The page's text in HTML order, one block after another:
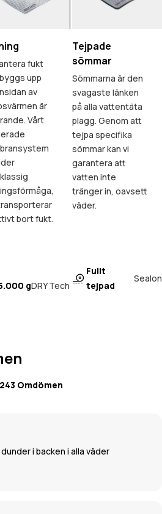
fukt
upp
av
är
Vårt
bort fukt.
gDRY Tech
Tejpade
sömmar
Sömmarna är den
svagaste länken
på alla vattentäta
plagg. Genom att
tejpa specifika
sömmar kan vi
garantera att
vatten inte
tränger in, oavsett
väder.
Fullt
tejpad
Sealon
243 Omdömen
i backen i alla väder